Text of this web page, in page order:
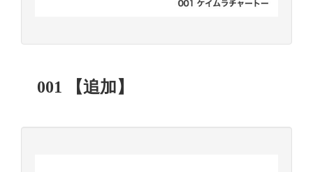
001 【追加】